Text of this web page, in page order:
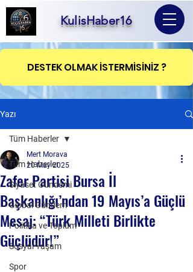
KulisHaber16
DESTEK OLMAK İSTERMİSİNİZ ?
Yazı
Tüm Haberler
Siyaset Gündemi
Global Gündem
Politika ve Toplum
Sosyal Yaşam
Spor
Tüm Haberler
Zafer Partisi Bursa İl
Başkanlığı’ndan 19 Mayıs’a Güçlü
Mesaj: “Türk Milleti Birlikte
Güçlüdür!”
Mert Morava
20 May 2025